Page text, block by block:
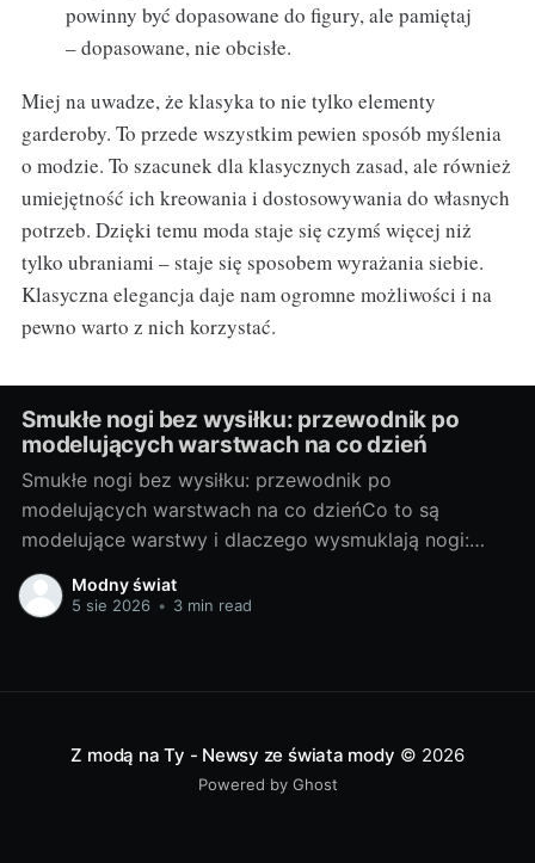
powinny być dopasowane do figury, ale pamiętaj
– dopasowane, nie obcisłe.
Miej na uwadze, że klasyka to nie tylko elementy
garderoby. To przede wszystkim pewien sposób myślenia
o modzie. To szacunek dla klasycznych zasad, ale również
umiejętność ich kreowania i dostosowywania do własnych
potrzeb. Dzięki temu moda staje się czymś więcej niż
tylko ubraniami – staje się sposobem wyrażania siebie.
Klasyczna elegancja daje nam ogromne możliwości i na
pewno warto z nich korzystać.
Smukłe nogi bez wysiłku: przewodnik po
modelujących warstwach na co dzień
Smukłe nogi bez wysiłku: przewodnik po
modelujących warstwach na co dzieńCo to są
modelujące warstwy i dlaczego wysmuklają nogi:
podstawy, rodzaje, na co zwrócić uwagęModelujące
warstwy to sprytne elementy garderoby, które
subtelnie kształtują sylwetkę. Działają optycznie
Modny świat
5 sie 2026 • 3 min read
Z modą na Ty - Newsy ze świata mody © 2026
Powered by Ghost